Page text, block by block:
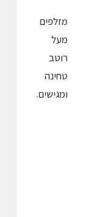
מזלפים
מעל
רוטב
טחינה
ומגישים.